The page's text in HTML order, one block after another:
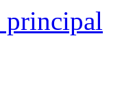
principal